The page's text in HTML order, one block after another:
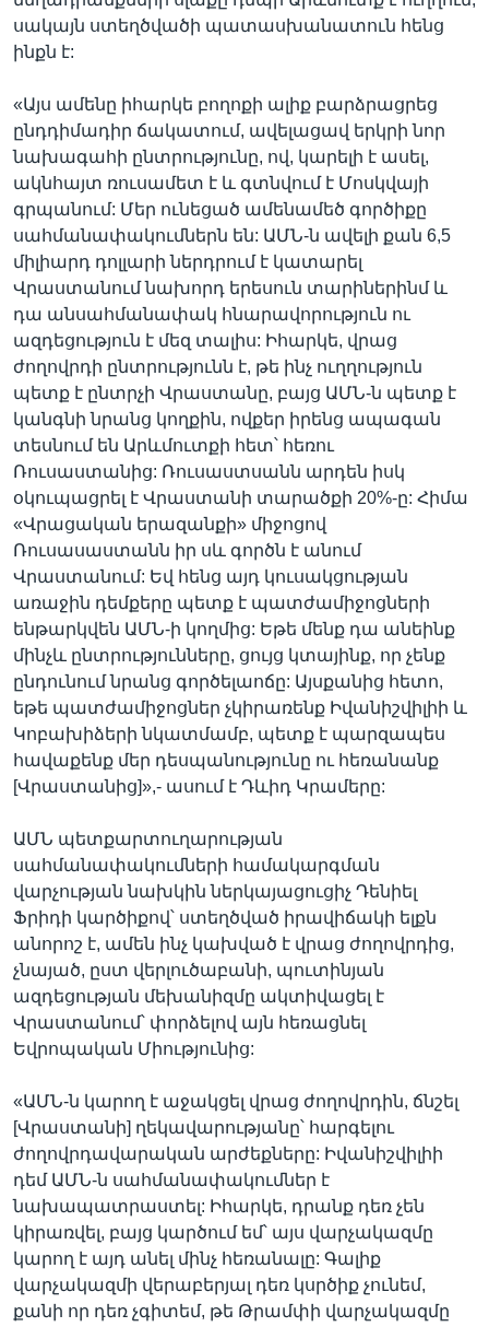
սակայն ստեղծվածի պատասխանատուն հենց
ինքն է:
«Այս ամենը իհարկե բողոքի ալիք բարձրացրեց
ընդդիմադիր ճակատում, ավելացավ երկրի նոր
նախագահի ընտրությունը, ով, կարելի է ասել,
ակնհայտ ռուսամետ է և գտնվում է Մոսկվայի
գրպանում: Մեր ունեցած ամենամեծ գործիքը
սահմանափակումներն են: ԱՄՆ-ն ավելի քան 6,5
միլիարդ դոլլարի ներդրում է կատարել
Վրաստանում նախորդ երեսուն տարիներինմ և
դա անսահմանափակ հնարավորություն ու
ազդեցություն է մեզ տալիս: Իհարկե, վրաց
ժողովրդի ընտրությունն է, թե ինչ ուղղություն
պետք է ընտրչի Վրաստանը, բայց ԱՄՆ-ն պետք է
կանգնի նրանց կողքին, ովքեր իրենց ապագան
տեսնում են Արևմուտքի հետ՝ հեռու
Ռուսաստանից: Ռուսաստսանն արդեն իսկ
օկուպացրել է Վրաստանի տարածքի 20%-ը: Հիմա
«Վրացական երազանքի» միջոցով
Ռուսասաստանն իր սև գործն է անում
Վրաստանում: Եվ հենց այդ կուսակցության
առաջին դեմքերը պետք է պատժամիջոցների
ենթարկվեն ԱՄՆ-ի կողմից: Եթե մենք դա անեինք
մինչև ընտրությունները, ցույց կտայինք, որ չենք
ընդունում նրանց գործելաոճը: Այսքանից հետո,
եթե պատժամիջոցներ չկիրառենք Իվանիշվիլիի և
Կոբախիձերի նկատմամբ, պետք է պարզապես
հավաքենք մեր դեսպանությունը ու հեռանանք
[Վրաստանից]»,- ասում է Դևիդ Կրամերը:
ԱՄՆ պետքարտուղարության
սահմանափակումների համակարգման
վարչության նախկին ներկայացուցիչ Դենիել
Ֆրիդի կարծիքով՝ ստեղծված իրավիճակի ելքն
անորոշ է, ամեն ինչ կախված է վրաց ժողովրդից,
չնայած, ըստ վերլուծաբանի, պուտինյան
ազդեցության մեխանիզմը ակտիվացել է
Վրաստանում՝ փորձելով այն հեռացնել
Եվրոպական Միությունից:
«ԱՄՆ-ն կարող է աջակցել վրաց ժողովրդին, ճնշել
[Վրաստանի] ղեկավարությանը՝ հարգելու
ժողովրդավարական արժեքները: Իվանիշվիլիի
դեմ ԱՄՆ-ն սահմանափակումներ է
նախապատրաստել: Իհարկե, դրանք դեռ չեն
կիրառվել, բայց կարծում եմ՝ այս վարչակազմը
կարող է այդ անել մինչ հեռանալը: Գալիք
վարչակազմի վերաբերյալ դեռ կսրծիք չունեմ,
քանի որ դեռ չգիտեմ, թե Թրամփի վարչակազմը